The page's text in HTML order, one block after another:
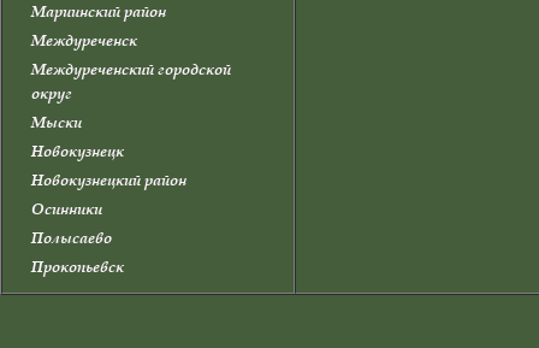
Мариинский район
Междуреченск
Междуреченский городской
округ
Мыски
Новокузнецк
Новокузнецкий район
Осинники
Полысаево
Прокопьевск
Прокопьевский район